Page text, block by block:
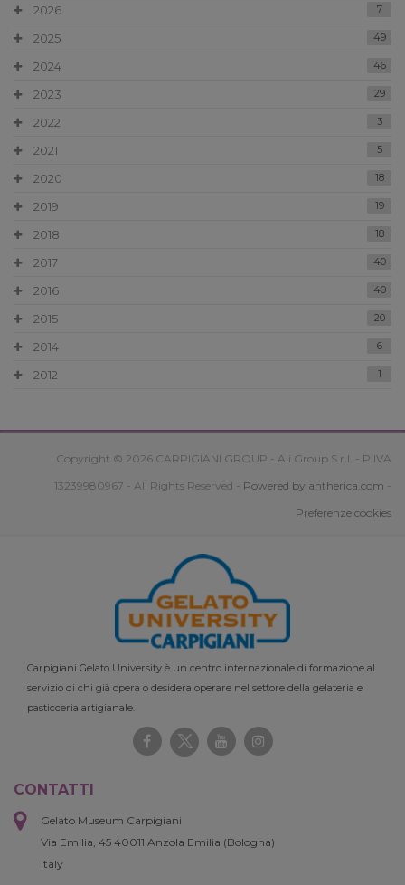
2026
7
2025 49
2024 46
2023 29
2022 3
2021 5
2020 18
2019 19
2018 18
2017 40
2016 40
2015 20
2014 6
2012 1
Copyright © 2026 CARPIGIANI GROUP - Ali Group S.r.l. - P.IVA
13239980967 - All Rights Reserved - Powered by antherica.com -
Preferenze cookies
Carpigiani Gelato University è un centro internazionale di formazione al
servizio di chi già opera o desidera operare nel settore della gelateria e
pasticceria artigianale.
CONTATTI
Gelato Museum Carpigiani
Via Emilia, 45 40011 Anzola Emilia (Bologna)
Italy